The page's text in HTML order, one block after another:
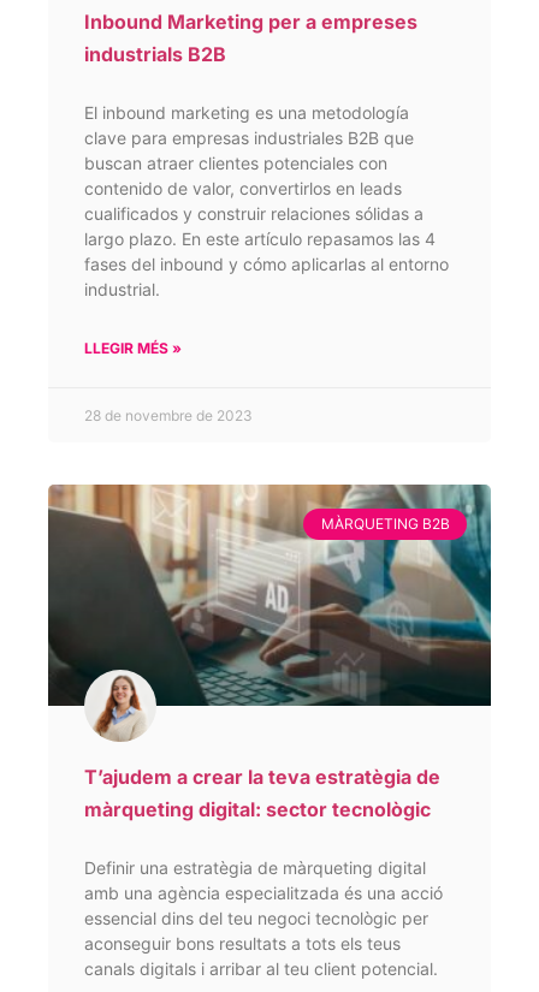
Inbound Marketing per a empreses
industrials B2B
El inbound marketing es una metodología
clave para empresas industriales B2B que
buscan atraer clientes potenciales con
contenido de valor, convertirlos en leads
cualificados y construir relaciones sólidas a
largo plazo. En este artículo repasamos las 4
fases del inbound y cómo aplicarlas al entorno
industrial.
LLEGIR MÉS »
28 de novembre de 2023
MÀRQUETING B2B
T’ajudem a crear la teva estratègia de
màrqueting digital: sector tecnològic
Definir una estratègia de màrqueting digital
amb una agència especialitzada és una acció
essencial dins del teu negoci tecnològic per
aconseguir bons resultats a tots els teus
canals digitals i arribar al teu client potencial.